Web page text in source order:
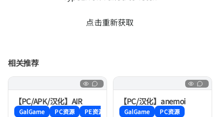
点击重新获取
相关推荐
【PC/APK/汉化】AIR
GalGame PC资源
PE资源
【PC/汉化】anemoi
GalGame
PC资源